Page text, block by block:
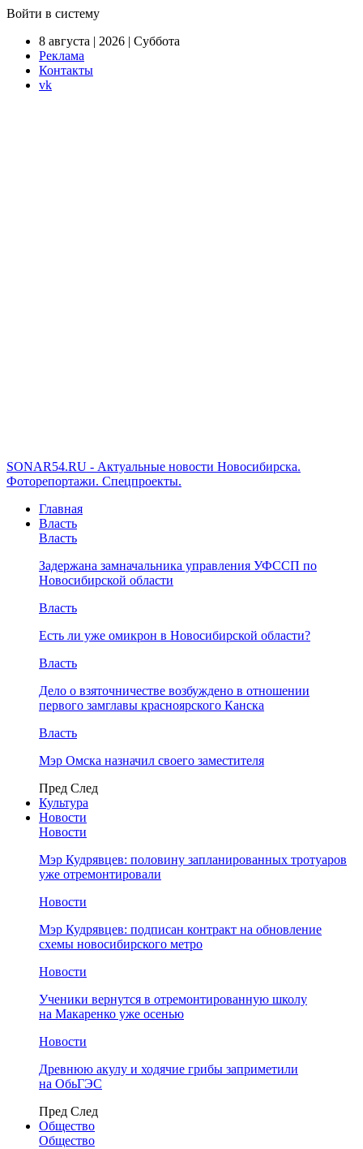
Войти в систему
8 августа | 2026 | Суббота
Реклама
Контакты
vk
SONAR54.RU - Актуальные новости Новосибирска.
Фоторепортажи. Спецпроекты.
Главная
Власть
Власть
Задержана замначальника управления УФССП по
Новосибирской области
Власть
Есть ли уже омикрон в Новосибирской области?
Власть
Дело о взяточничестве возбуждено в отношении
первого замглавы красноярского Канска
Власть
Мэр Омска назначил своего заместителя
Пред След
Культура
Новости
Новости
Мэр Кудрявцев: половину запланированных тротуаров
уже отремонтировали
Новости
Мэр Кудрявцев: подписан контракт на обновление
схемы новосибирского метро
Новости
Ученики вернутся в отремонтированную школу
на Макаренко уже осенью
Новости
Древнюю акулу и ходячие грибы заприметили
на ОбьГЭС
Пред След
Общество
Общество